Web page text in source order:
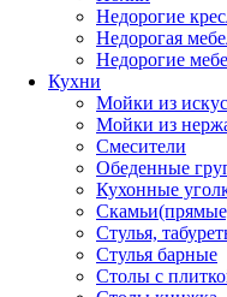
Недорогие
Недорогая
Недорогие
Кухни
Мойки из
Мойки из
Смесители
Обеденные
Кухонные
Стулья,
Стулья барные
Столы с